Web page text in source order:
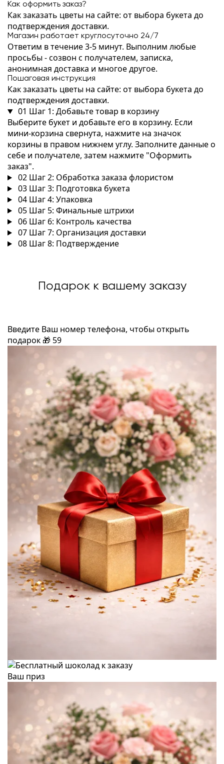
Как оформить заказ?
Как заказать цветы на сайте: от выбора букета до
подтверждения доставки.
Магазин работает круглосуточно 24/7
Ответим в течение 3-5 минут. Выполним любые
просьбы - созвон с получателем, записка,
анонимная доставка и многое другое.
Пошаговая инструкция
Как заказать цветы на сайте: от выбора букета до
подтверждения доставки.
01 Шаг 1: Добавьте товар в корзину
Выберите букет и добавьте его в корзину. Если
мини-корзина свернута, нажмите на значок
корзины в правом нижнем углу. Заполните данные о
себе и получателе, затем нажмите "Оформить
заказ".
02 Шаг 2: Обработка заказа флористом
03 Шаг 3: Подготовка букета
04 Шаг 4: Упаковка
05 Шаг 5: Финальные штрихи
06 Шаг 6: Контроль качества
07 Шаг 7: Организация доставки
08 Шаг 8: Подтверждение
Подарок к вашему заказу
Введите Ваш номер телефона, чтобы открыть
подарок 🎁 59
Ваш приз